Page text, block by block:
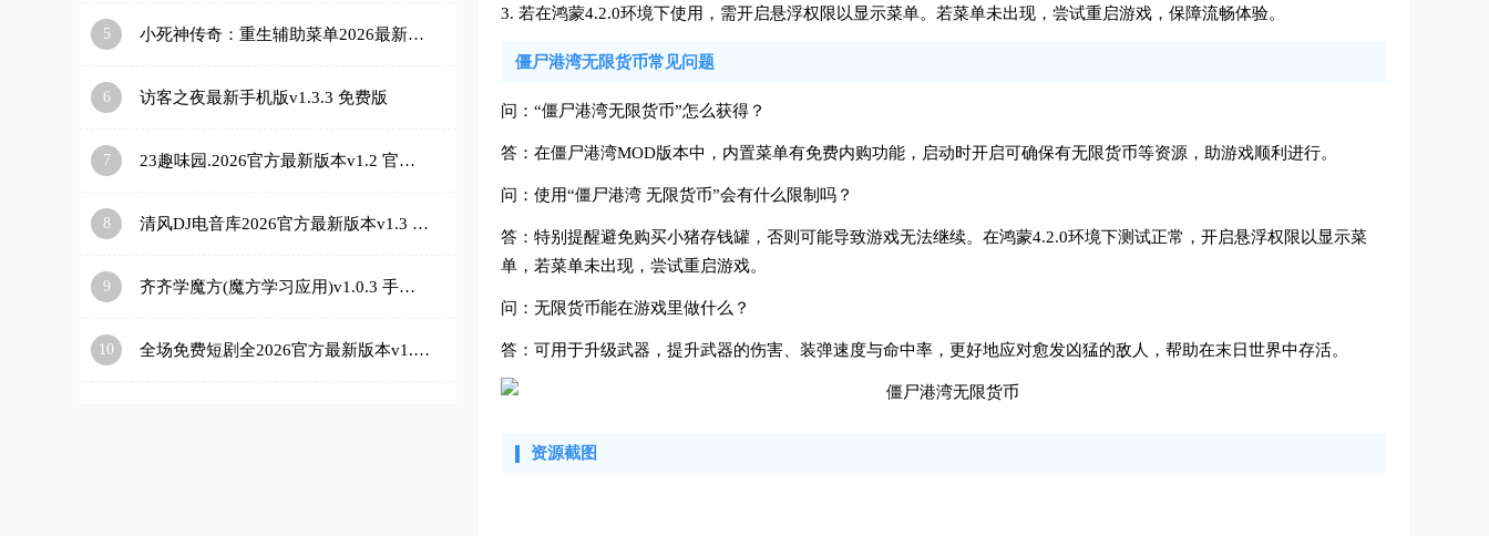
5 小死神传奇：重生辅助菜单2026最新版本v1.2.24 免费版
6 访客之夜最新手机版v1.3.3 免费版
7 23趣味园.2026官方最新版本v1.2 官方正版
8 清风DJ电音库2026官方最新版本v1.3 官方正版
9 齐齐学魔方(魔方学习应用)v1.0.3 手机版
10 全场免费短剧全2026官方最新版本v1.0.0 免费版
3. 若在鸿蒙4.2.0环境下使用，需开启悬浮权限以显示菜单。若菜单未出现，尝试重启游戏，保障流畅体验。
僵尸港湾无限货币常见问题
问：“僵尸港湾无限货币”怎么获得？
答：在僵尸港湾MOD版本中，内置菜单有免费内购功能，启动时开启可确保有无限货币等资源，助游戏顺利进行。
问：使用“僵尸港湾 无限货币”会有什么限制吗？
答：特别提醒避免购买小猪存钱罐，否则可能导致游戏无法继续。在鸿蒙4.2.0环境下测试正常，开启悬浮权限以显示菜
单，若菜单未出现，尝试重启游戏。
问：无限货币能在游戏里做什么？
答：可用于升级武器，提升武器的伤害、装弹速度与命中率，更好地应对愈发凶猛的敌人，帮助在末日世界中存活。
资源截图